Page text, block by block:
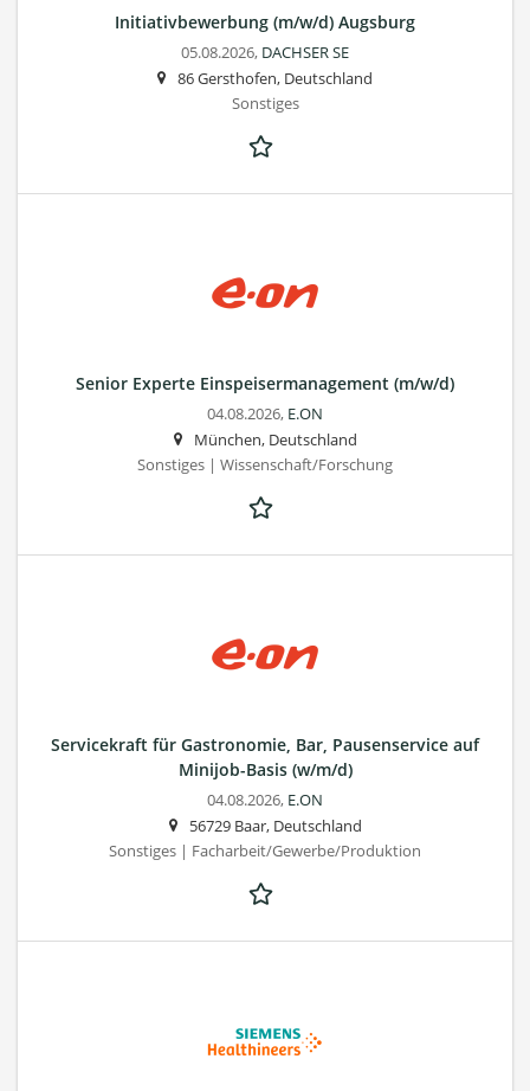
Initiativbewerbung (m/w/d) Augsburg
05.08.2026, DACHSER SE
86 Gersthofen, Deutschland
Sonstiges
Senior Experte Einspeisermanagement (m/w/d)
04.08.2026, E.ON
München, Deutschland
Sonstiges | Wissenschaft/Forschung
Servicekraft für Gastronomie, Bar, Pausenservice auf
Minijob-Basis (w/m/d)
04.08.2026, E.ON
56729 Baar, Deutschland
Sonstiges | Facharbeit/Gewerbe/Produktion